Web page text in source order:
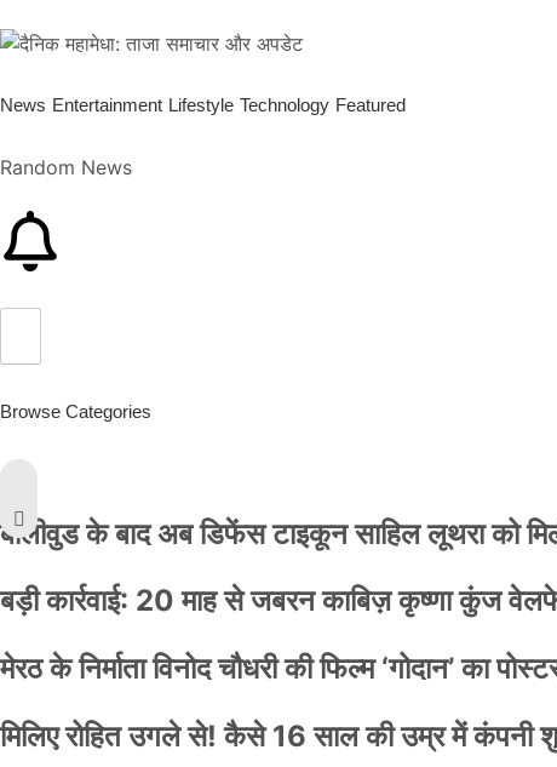
News Entertainment Lifestyle Technology Featured
Random News
Browse Categories
बॉलीवुड के बाद अब डिफेंस टाइकून साहिल लूथरा को
बड़ी कार्रवाई: 20 माह से जबरन काबिज़ कृष्णा कुंज
मेरठ के निर्माता विनोद चौधरी की फिल्म ‘गोदान’ का
मिलिए रोहित उगले से! कैसे 16 साल की उम्र में